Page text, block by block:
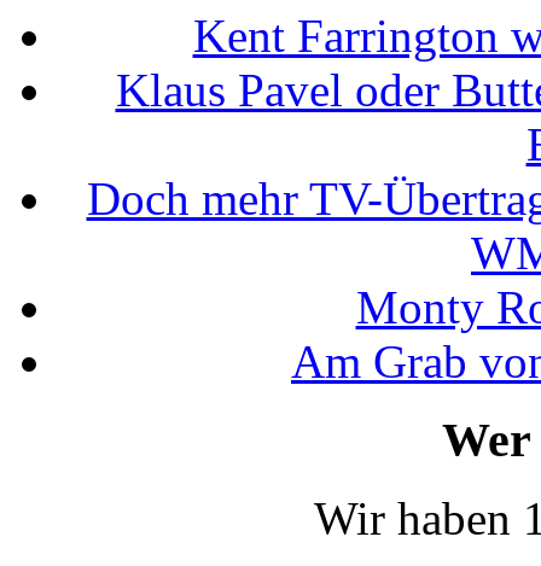
Kent Farrington
Klaus Pavel oder
Doch mehr TV-
Monty
Am Grab
Wir haben